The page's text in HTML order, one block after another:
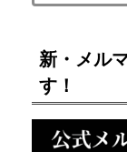
新・メル
す！